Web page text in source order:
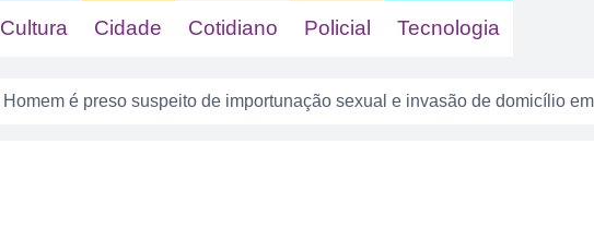
Cultura Cidade Cotidiano Policial Tecnologia
Homem é preso suspeito de importunação sexual e invasão de domicílio